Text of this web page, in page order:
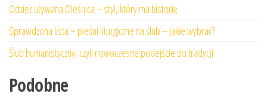
Odzież używana Oleśnica – styl, który ma historię
Sprawdzona lista – pieśni liturgiczne na ślub – jakie wybrać?
Ślub humanistyczny, czyli nowoczesne podejście do tradycji
Podobne